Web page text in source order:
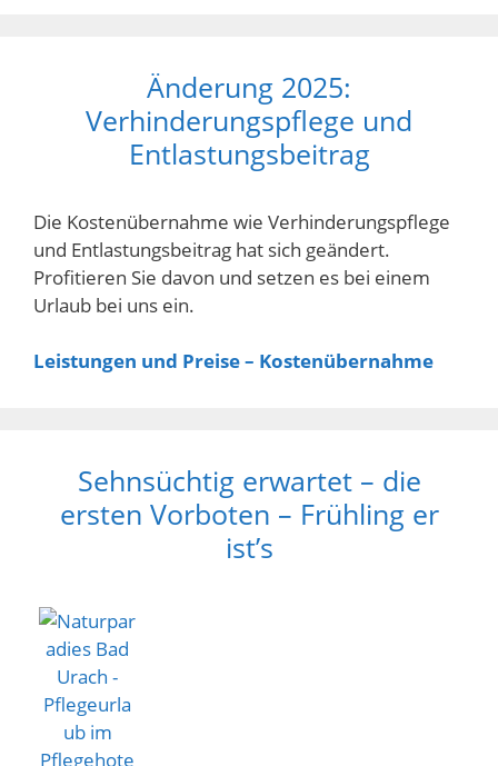
Änderung 2025:
Verhinderungspflege und
Entlastungsbeitrag
Die Kostenübernahme wie Verhinderungspflege
und Entlastungsbeitrag hat sich geändert.
Profitieren Sie davon und setzen es bei einem
Urlaub bei uns ein.
Leistungen und Preise – Kostenübernahme
Sehnsüchtig erwartet – die
ersten Vorboten – Frühling er
ist’s